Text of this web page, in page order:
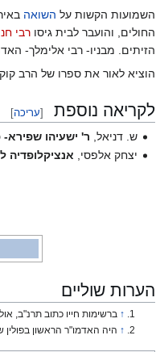
השמועות הקשות על השואה
החולים, והועבר לבית גיסו רבי
הזיתים. מבניו- רבי אלימלך-
הוציא לאור את ספרו של הרב
לקריאה נוספת [עריכה]
ש. דניאל, ר' ישעיהו שפירא-
יצחק אלפסי, אנציקלופדיה
הערות שוליים
↑ ברשימות חייו כתוב תרנ"ב,
↑ היה האדמו"ר הראשון